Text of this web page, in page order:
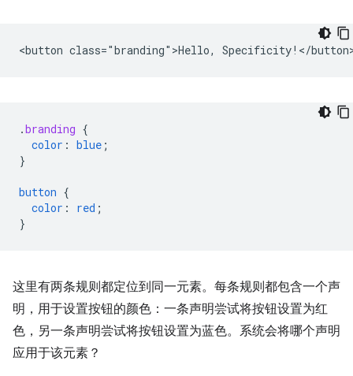
.branding {
color : blue ;
}
button {
color : red ;
}
这里有两条规则都定位到同一元素。每条规则都包含一个声
明，用于设置按钮的颜色：一条声明尝试将按钮设置为红
色，另一条声明尝试将按钮设置为蓝色。系统会将哪个声明
应用于该元素？